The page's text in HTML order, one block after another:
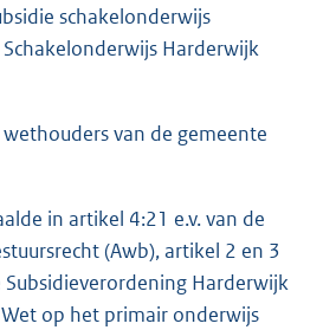
schakelonderwijs
Harderwijk
van de gemeente
in artikel 4:21 e.v. van de
(Awb), artikel 2 en 3
Subsidieverordening Harderwijk
op het primair onderwijs